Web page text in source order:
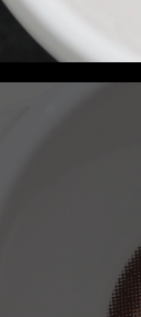
资讯动态